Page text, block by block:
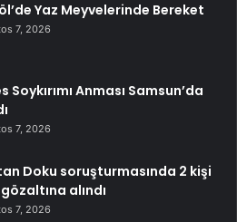
Yaz Meyvelerinde Bereket
7, 2026
Soykırımı Anması Samsun’da
7, 2026
Doku soruşturmasında 2 kişi
alındı
7, 2026